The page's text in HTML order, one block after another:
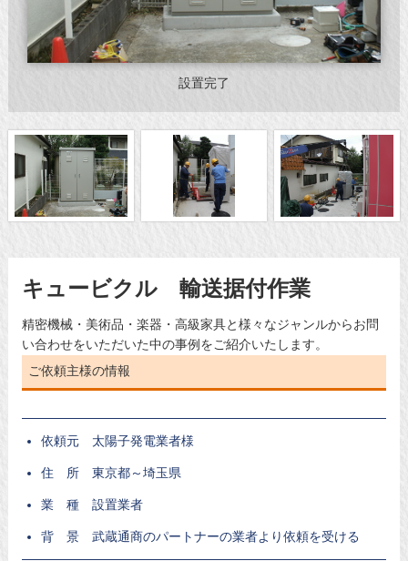
設置完了
キュービクル 輸送据付作業
精密機械・美術品・楽器・高級家具と様々なジャンルからお問
い合わせをいただいた中の事例をご紹介いたします。
ご依頼主様の情報
依頼元 太陽子発電業者様
住 所 東京都～埼玉県
業 種 設置業者
背 景 武蔵通商のパートナーの業者より依頼を受ける